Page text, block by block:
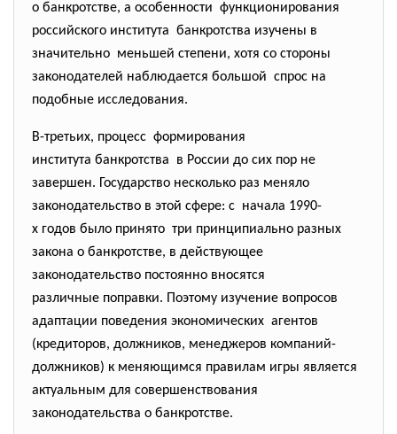
о банкротстве, а особенности функционирования
российского института банкротства изучены в
значительно меньшей степени, хотя со стороны
законодателей наблюдается большой спрос на
подобные исследования.
В-третьих, процесс формирования
института банкротства в России до сих пор не
завершен. Государство несколько раз меняло
законодательство в этой сфере: с начала 1990-
х годов было принято три принципиально разных
закона о банкротстве, в действующее
законодательство постоянно вносятся
различные поправки. Поэтому изучение вопросов
адаптации поведения экономических агентов
(кредиторов, должников, менеджеров компаний-
должников) к меняющимся правилам игры является
актуальным для совершенствования
законодательства о банкротстве.